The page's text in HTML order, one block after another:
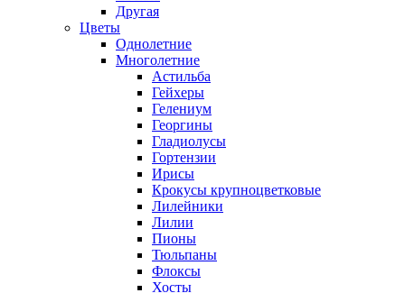
Другая
Цветы
Однолетние
Многолетние
Астильба
Гейхеры
Гелениум
Георгины
Гладиолусы
Гортензии
Ирисы
Крокусы крупноцветковые
Лилейники
Лилии
Пионы
Тюльпаны
Флоксы
Хосты